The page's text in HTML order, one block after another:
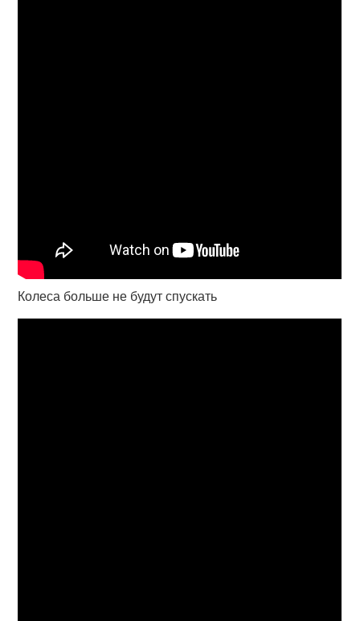
Колеса больше не будут спускать